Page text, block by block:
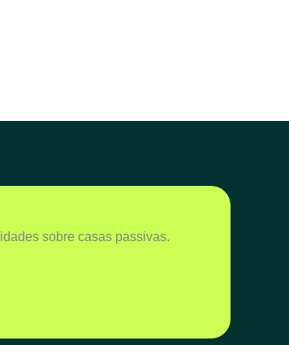
sobre casas passivas.